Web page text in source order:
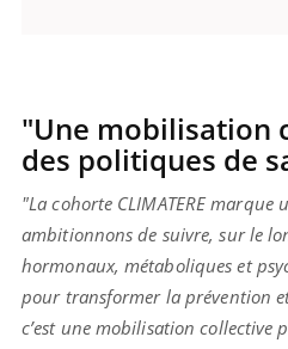
"Une mobilisation
des politiques de
"La cohorte CLIMATERE
ambitionnons de suivre, sur le
hormonaux, métaboliques et
pour transformer la prévention et
c’est une mobilisation
Chronique des Mains :
ma maladieYoutube
non ! D'un côté, poser des
sur la maladie d'un proche c'est